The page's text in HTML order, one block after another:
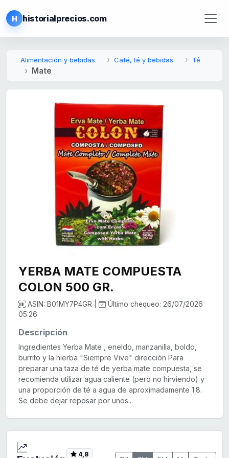
H historialprecios.com
Alimentación y bebidas Café, té y bebidas Té
Mate
YERBA MATE COMPUESTA
COLON 500 GR.
ASIN: B01MY7P4GR |
Último chequeo: 26/07/2026
05:26
Descripción
Ingredientes Yerba Mate , eneldo, manzanilla, boldo,
burrito y la hierba "Siempre Vive" dirección Para
preparar una taza de té de yerba mate compuesta, se
recomienda utilizar agua caliente (pero no hirviendo) y
una proporción de té a agua de aproximadamente 1:8.
Se debe dejar reposar por unos...
4,8